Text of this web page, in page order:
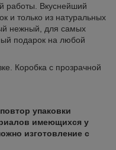
работы. Вкуснейший
и только из натуральных
нежный, для самых
подарок на любой
Коробка с прозрачной
упаковки
имеющихся у
изготовление с